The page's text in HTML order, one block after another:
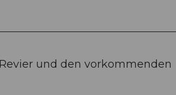
und den vorkommenden